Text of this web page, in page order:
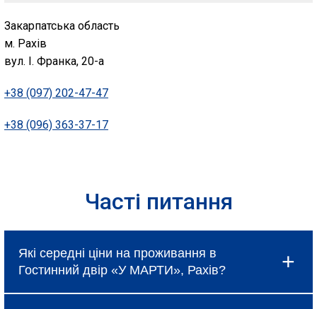
Закарпатська область
м. Рахів
вул. І. Франка, 20-а
+38 (097) 202-47-47
+38 (096) 363-37-17
Часті питання
Які середні ціни на проживання в
Гостинний двір «У МАРТИ», Рахів?